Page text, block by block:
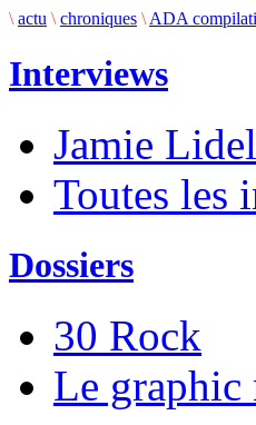
\ actu \ chroniques \ ADA
Interviews
Jamie
Toutes les
Dossiers
30 Rock
Le graphic